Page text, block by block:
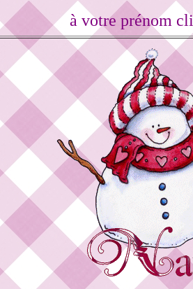
à votre prénom